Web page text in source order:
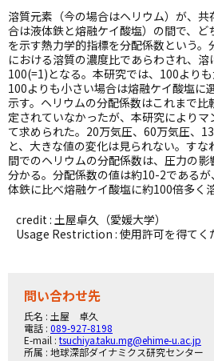
溶質元素（今の場合はヘリウム）が、
合は液体鉄と熔融ケイ酸塩）の間で、ど
を示す熱力学的指標を分配係数という
における溶質の濃度比であらわされ、
100(=1)となる。本研究では、100よりも
100よりも小さい場合は熔融ケイ酸塩に
示す。ヘリウムの分配係数はこれまで
定されていなかったが、本研究により
て求められた。20万気圧、60万気圧、
と、大きな値の変化は見られない。す
間でのヘリウムの分配係数は、圧力の
分かる。分配係数の値は約10-2である
体鉄に比べ熔融ケイ酸塩に約100倍多く
credit : 土屋卓久（愛媛大学）
Usage Restriction : 使用許可を得てく
問い合わせ先
氏名 : 土屋 卓久
電話 : 089-927-8198
E-mail :tsuchiya.taku.mg@ehime-u.ac.jp
所属 : 地球深部ダイナミクス研究センター